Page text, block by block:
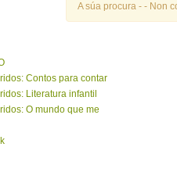
A súa procura - - Non
Contos para contar
Literatura infantil
O mundo que me